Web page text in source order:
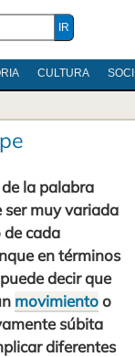
CULTURA
la palabra
ser muy variada
cada
en términos
decir que
movimientoo
súbita
diferentes